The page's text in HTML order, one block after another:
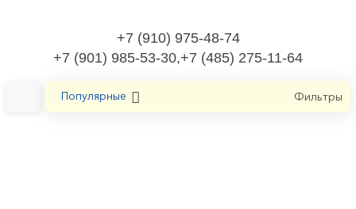
+7 (910) 975-48-74
+7 (901) 985-53-30,+7 (485) 275-11-64
Популярные Фильтры